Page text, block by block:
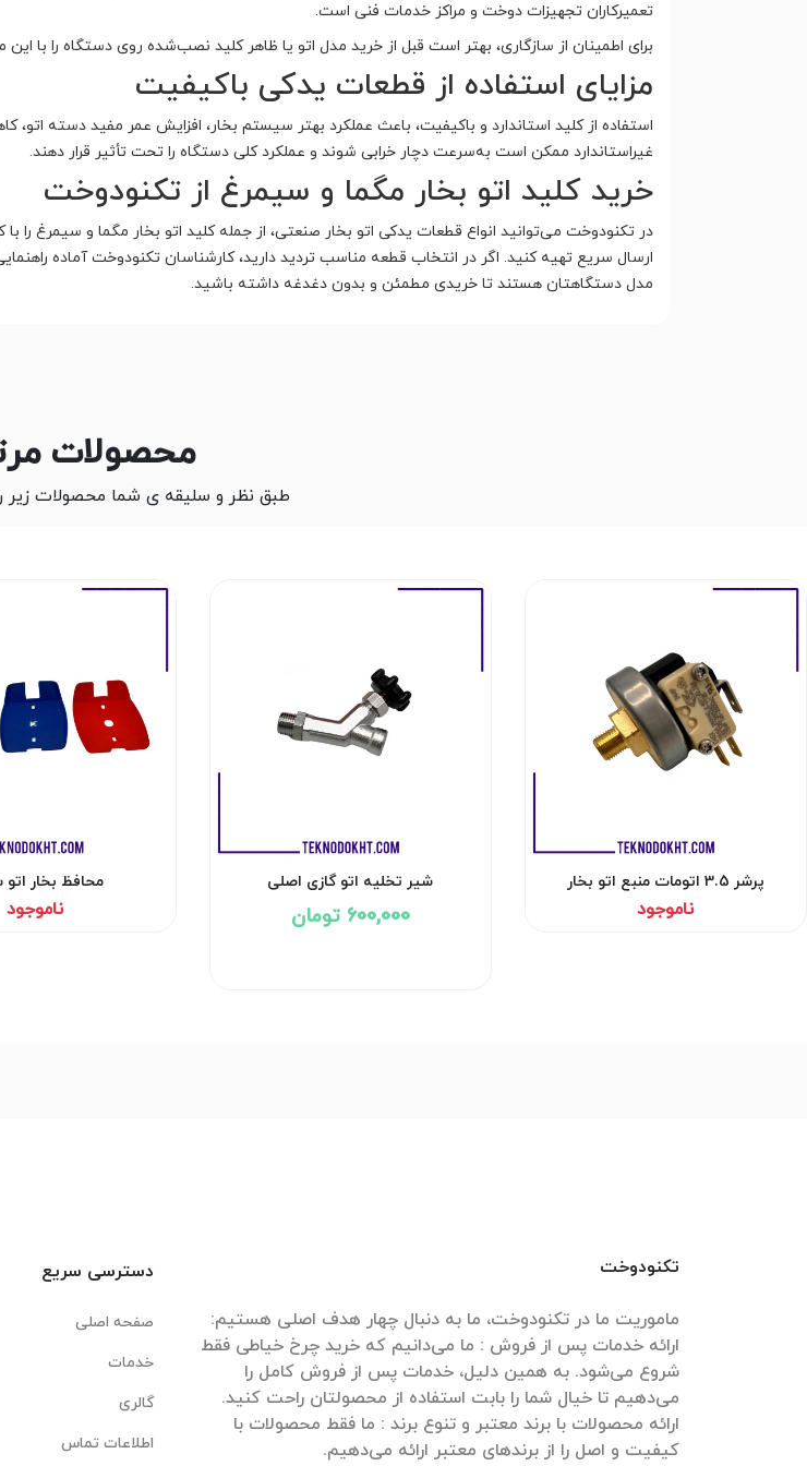
تعمیرکاران تجهیزات دوخت و مراکز خدمات فنی است.
برای اطمینان از سازگاری، بهتر است قبل از خرید مدل اتو یا ظاهر کلید نصب‌شده روی دستگاه را با
مزایای استفاده از قطعات یدکی باکیفیت
استفاده از کلید استاندارد و باکیفیت، باعث عملکرد بهتر سیستم بخار، افزایش عمر مفید دسته
غیراستاندارد ممکن است به‌سرعت دچار خرابی شوند و عملکرد کلی دستگاه را تحت تأثیر قرار دهند.
خرید کلید اتو بخار مگما و سیمرغ از تکنودوخت
در تکنودوخت می‌توانید انواع قطعات یدکی اتو بخار صنعتی، از جمله کلید اتو بخار مگما و سیمرغ را
ارسال سریع تهیه کنید. اگر در انتخاب قطعه مناسب تردید دارید، کارشناسان تکنودوخت آماده
مدل دستگاهتان هستند تا خریدی مطمئن و بدون دغدغه داشته باشید.
محصولات
طبق نظر و سلیقه ی شما محصولات زیر
پرشر 3.5 اتومات منبع اتو بخار
ناموجود
شیر تخلیه اتو گازی اصلی
600,000 تومان
محافظ بخار اتو
ناموجود
تکنودوخت
ارائه خدمات پس از فروش : ما می‌دانیم که خرید چرخ خیاطی فقط
شروع می‌شود. به همین دلیل، خدمات پس از فروش کامل را
ارائه محصولات با برند معتبر و تنوع برند : ما فقط محصولات با
دسترسی سریع
صفحه اصلی
خدمات
گالری
اطلاعات تماس